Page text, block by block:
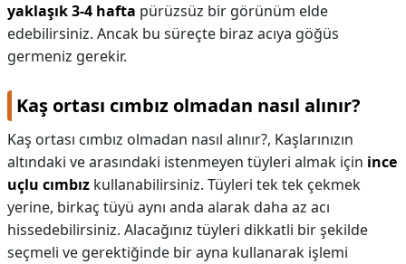
yaklaşık 3-4 hafta pürüzsüz bir görünüm elde
edebilirsiniz. Ancak bu süreçte biraz acıya göğüs
germeniz gerekir.
Kaş ortası cımbız olmadan nasıl alınır?
Kaş ortası cımbız olmadan nasıl alınır?, Kaşlarınızın
altındaki ve arasındaki istenmeyen tüyleri almak için ince
uçlu cımbız kullanabilirsiniz. Tüyleri tek tek çekmek
yerine, birkaç tüyü aynı anda alarak daha az acı
hissedebilirsiniz. Alacağınız tüyleri dikkatli bir şekilde
seçmeli ve gerektiğinde bir ayna kullanarak işlemi